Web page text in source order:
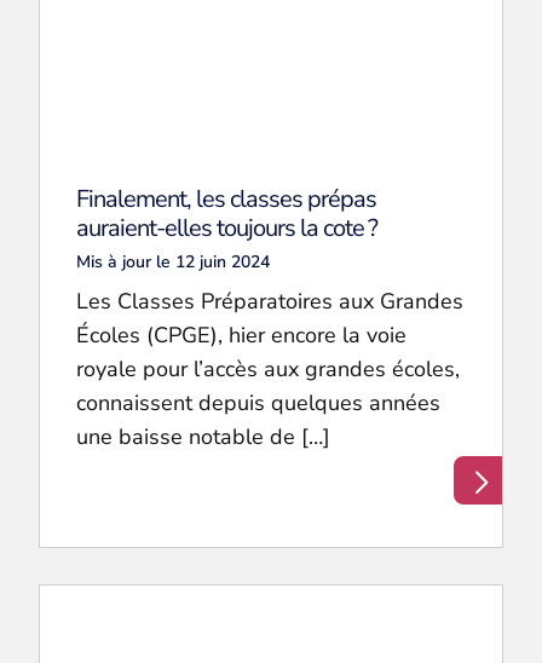
Finalement, les classes prépas
auraient-elles toujours la cote ?
Mis à jour le 12 juin 2024
Les Classes Préparatoires aux Grandes
Écoles (CPGE), hier encore la voie
royale pour l’accès aux grandes écoles,
connaissent depuis quelques années
une baisse notable de […]